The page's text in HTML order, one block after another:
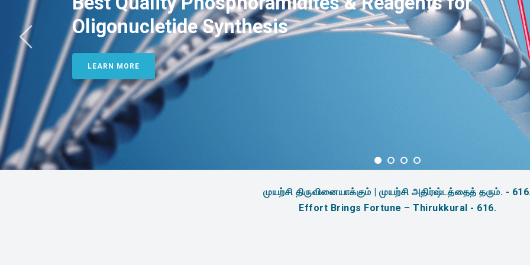
Oligonucletide Synthesis
LEARN MORE
முயற்சி திருவினையாக்கும் | முயற்சி அதிர்ஷ்டத்தைத் தரும். -
Effort Brings Fortune – Thirukkural - 616.